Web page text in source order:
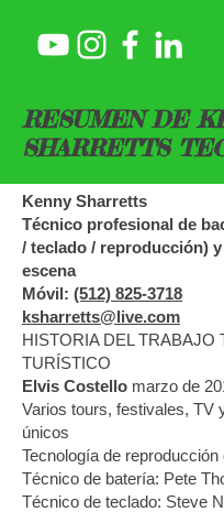
RESUMEN DE
SHARRETTS
Kenny Sharretts
Técnico profesional de
/ teclado / reproducción)
escena
Móvil: (512) 825-3718
ksharretts@live.com
HISTORIA DEL TRABAJO
TURÍSTICO
Elvis Costello marzo de
Varios tours, festivales, TV
únicos
Tecnología de reproducción
Técnico de batería: Pete
Técnico de teclado: Steve